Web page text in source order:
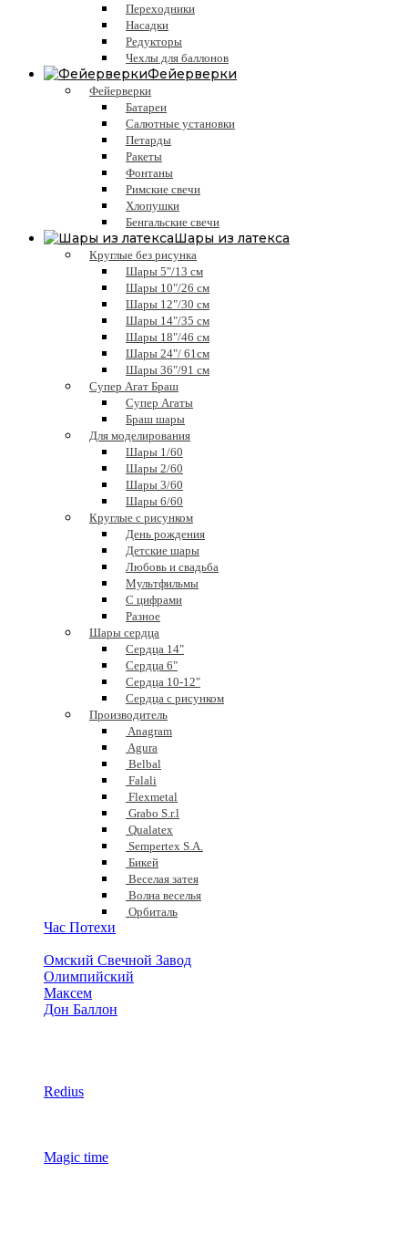
Переходники
Насадки
Редукторы
Чехлы для баллонов
Фейерверки
Фейерверки
Батареи
Салютные установки
Петарды
Ракеты
Фонтаны
Римские свечи
Хлопушки
Бенгальские свечи
Шары из латекса
Круглые без рисунка
Шары 5"/13 см
Шары 10"/26 см
Шары 12"/30 см
Шары 14"/35 см
Шары 18"/46 см
Шары 24"/ 61см
Шары 36"/91 см
Супер Агат Браш
Супер Агаты
Браш шары
Для моделирования
Шары 1/60
Шары 2/60
Шары 3/60
Шары 6/60
Круглые с рисунком
День рождения
Детские шары
Любовь и свадьба
Мультфильмы
С цифрами
Разное
Шары сердца
Сердца 14"
Сердца 6"
Сердца 10-12"
Сердца с рисунком
Производитель
Anagram
Agura
Belbal
Falali
Flexmetal
Grabo S.r.l
Qualatex
Sempertex S.A.
Бикей
Веселая затея
Волна веселья
Орбиталь
Час Потехи
Омский Свечной Завод
Олимпийский
Максем
Дон Баллон
Redius
Magic time